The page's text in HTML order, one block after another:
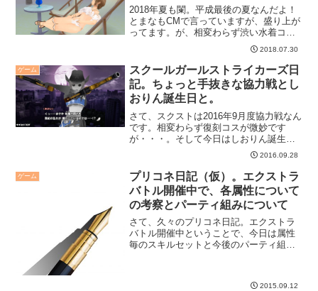
2018年夏も闌。平成最後の夏なんだよ！
とまなもCMで言っていますが、盛り上が
ってます。が、相変わらず渋い水着コ
ス、今年もしおりんで決定です。そして
2018.07.30
ゲーム
スクールガールストライカーズ日
記。ちょっと手抜きな協力戦とし
おりん誕生日と。
さて、スクストは2016年9月度協力戦なん
です。相変わらず復刻コスが微妙です
が・・・。そして今日はしおりん誕生
2016.09.28
ゲーム
プリコネ日記（仮）。エクストラ
バトル開催中で、各属性について
の考察とパーティ組みについて
さて、久々のプリコネ日記。エクストラ
バトル開催中ということで、今日は属性
毎のスキルセットと今後のパーティ組み
2015.09.12